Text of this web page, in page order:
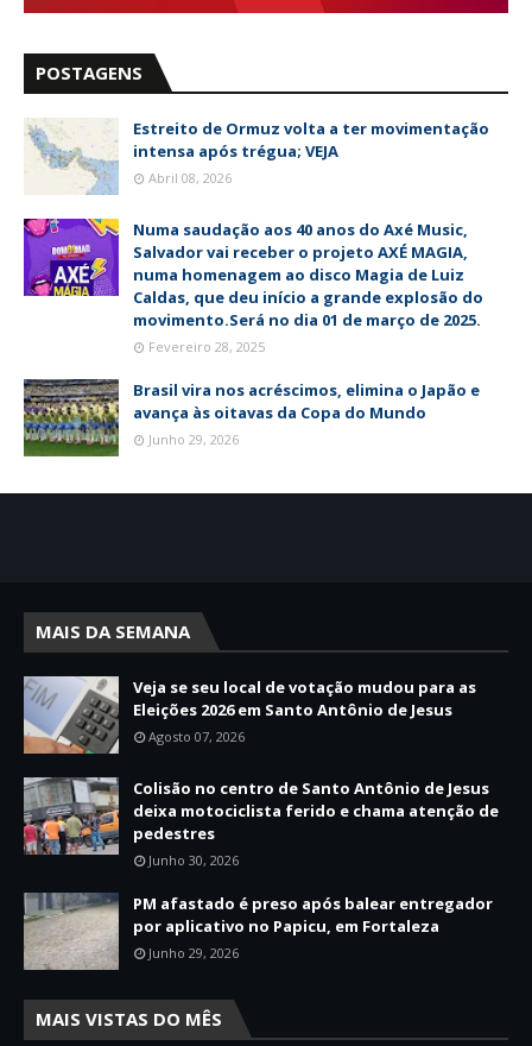
POSTAGENS
Estreito de Ormuz volta a ter movimentação
intensa após trégua; VEJA
Abril 08, 2026
Numa saudação aos 40 anos do Axé Music,
Salvador vai receber o projeto AXÉ MAGIA,
numa homenagem ao disco Magia de Luiz
Caldas, que deu início a grande explosão do
movimento.Será no dia 01 de março de 2025.
Fevereiro 28, 2025
Brasil vira nos acréscimos, elimina o Japão e
avança às oitavas da Copa do Mundo
Junho 29, 2026
MAIS DA SEMANA
Veja se seu local de votação mudou para as
Eleições 2026 em Santo Antônio de Jesus
Agosto 07, 2026
Colisão no centro de Santo Antônio de Jesus
deixa motociclista ferido e chama atenção de
pedestres
Junho 30, 2026
PM afastado é preso após balear entregador
por aplicativo no Papicu, em Fortaleza
Junho 29, 2026
MAIS VISTAS DO MÊS